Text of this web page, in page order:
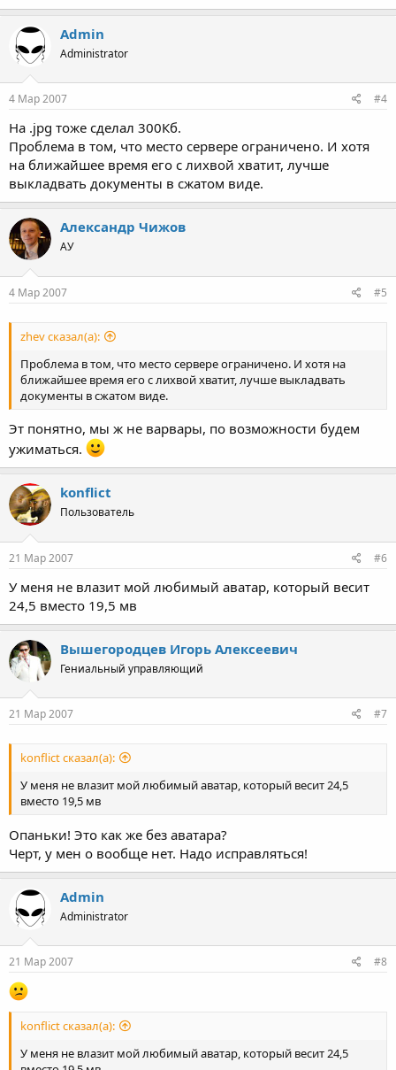
Admin
Administrator
4 Мар 2007 #4
На .jpg тоже сделал 300Кб.
Проблема в том, что место сервере ограничено. И хотя
на ближайшее время его с лихвой хватит, лучше
выкладвать документы в сжатом виде.
Александр Чижов
АУ
4 Мар 2007 #5
zhev сказал(а):
Проблема в том, что место сервере ограничено. И хотя на
ближайшее время его с лихвой хватит, лучше выкладвать
документы в сжатом виде.
Эт понятно, мы ж не варвары, по возможности будем
ужиматься.
konflict
Пользователь
21 Мар 2007 #6
У меня не влазит мой любимый аватар, который весит
24,5 вместо 19,5 мв
Вышегородцев Игорь Алексеевич
Гениальный управляющий
21 Мар 2007 #7
konflict сказал(а):
У меня не влазит мой любимый аватар, который весит 24,5
вместо 19,5 мв
Опаньки! Это как же без аватара?
Черт, у мен о вообще нет. Надо исправляться!
Admin
Administrator
21 Мар 2007 #8
konflict сказал(а):
У меня не влазит мой любимый аватар, который весит 24,5